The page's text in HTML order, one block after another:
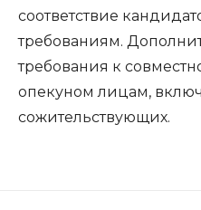
соответствие
требованиям.
требования к
опекуном лицам,
сожительствующих.